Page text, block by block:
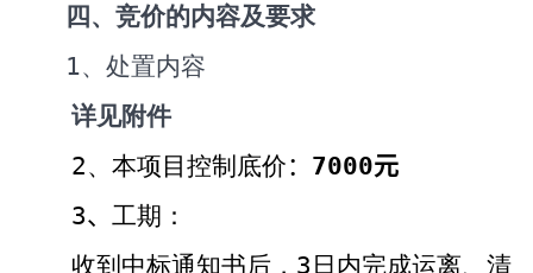
四、竞价的内容及要求
1、处置内容
详见附件
2、本项目控制底价： 7000元
3、工期：
收到中标通知书后， 3 日内完成运离、清